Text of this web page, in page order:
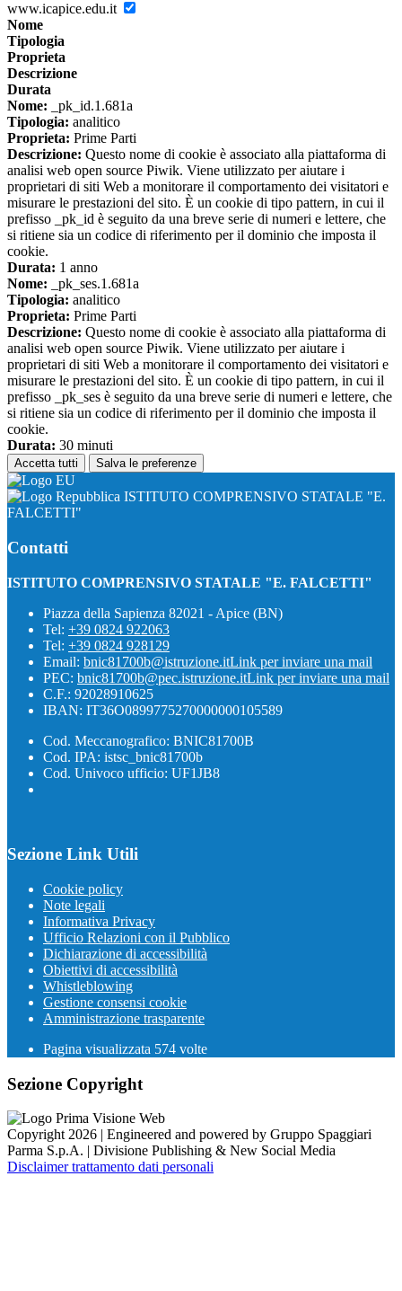
www.icapice.edu.it
Nome
Tipologia
Proprieta
Descrizione
Durata
Nome: _pk_id.1.681a
Tipologia: analitico
Proprieta: Prime Parti
Descrizione: Questo nome di cookie è associato alla piattaforma di
analisi web open source Piwik. Viene utilizzato per aiutare i
proprietari di siti Web a monitorare il comportamento dei visitatori e
misurare le prestazioni del sito. È un cookie di tipo pattern, in cui il
prefisso _pk_id è seguito da una breve serie di numeri e lettere, che
si ritiene sia un codice di riferimento per il dominio che imposta il
cookie.
Durata: 1 anno
Nome: _pk_ses.1.681a
Tipologia: analitico
Proprieta: Prime Parti
Descrizione: Questo nome di cookie è associato alla piattaforma di
analisi web open source Piwik. Viene utilizzato per aiutare i
proprietari di siti Web a monitorare il comportamento dei visitatori e
misurare le prestazioni del sito. È un cookie di tipo pattern, in cui il
prefisso _pk_ses è seguito da una breve serie di numeri e lettere, che
si ritiene sia un codice di riferimento per il dominio che imposta il
cookie.
Durata: 30 minuti
Accetta tutti Salva le preferenze
ISTITUTO COMPRENSIVO STATALE "E.
FALCETTI"
Contatti
ISTITUTO COMPRENSIVO STATALE "E. FALCETTI"
Piazza della Sapienza 82021 - Apice (BN)
Tel: +39 0824 922063
Tel: +39 0824 928129
Email: bnic81700b@istruzione.itLink per inviare una mail
PEC: bnic81700b@pec.istruzione.itLink per inviare una mail
C.F.: 92028910625
IBAN: IT36O0899775270000000105589
Cod. Meccanografico: BNIC81700B
Cod. IPA: istsc_bnic81700b
Cod. Univoco ufficio: UF1JB8
Sezione Link Utili
Cookie policy
Note legali
Informativa Privacy
Ufficio Relazioni con il Pubblico
Dichiarazione di accessibilità
Obiettivi di accessibilità
Whistleblowing
Gestione consensi cookie
Amministrazione trasparente
Pagina visualizzata 574 volte
Sezione Copyright
Copyright 2026 | Engineered and powered by Gruppo Spaggiari
Parma S.p.A. | Divisione Publishing & New Social Media
Disclaimer trattamento dati personali